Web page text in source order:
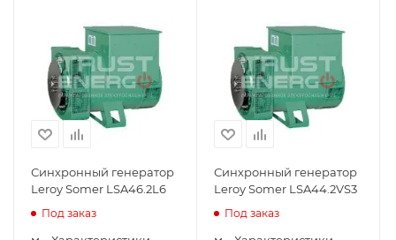
Синхронный генератор
Leroy Somer LSA46.2L6
Под заказ
Синхронный генератор
Leroy Somer LSA44.2VS3
Под заказ